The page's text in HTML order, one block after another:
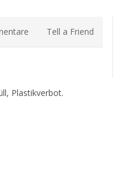
Tell a Friend
Plastikverbot.